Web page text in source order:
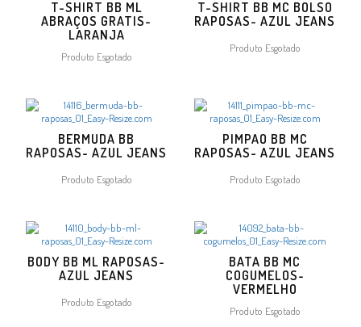
T-SHIRT BB ML
ABRAÇOS GRATIS-
LARANJA
Produto Esgotado
T-SHIRT BB MC BOLSO
RAPOSAS- AZUL JEANS
Produto Esgotado
BERMUDA BB
RAPOSAS- AZUL JEANS
Produto Esgotado
PIMPAO BB MC
RAPOSAS- AZUL JEANS
Produto Esgotado
BODY BB ML RAPOSAS-
AZUL JEANS
Produto Esgotado
BATA BB MC
COGUMELOS-
VERMELHO
Produto Esgotado